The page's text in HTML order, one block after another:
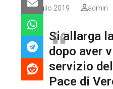
3 Luglio 2019 admin
Si allarga
dopo aver
servizio
Pace di